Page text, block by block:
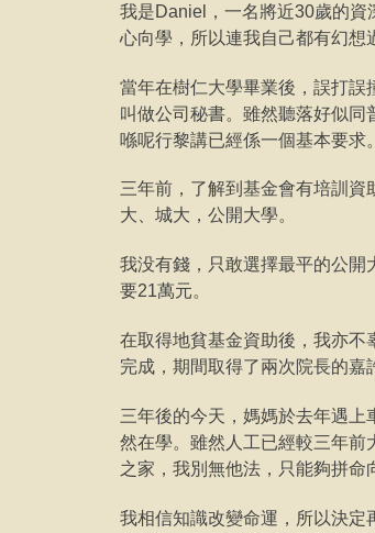
我是Daniel，一名將近30歲的
心向學，所以連我自己都有幻想
當年在樹仁大學畢業後，誤打誤
叫做公司秘書。雖然聽落好似同
喺呢行黎講已經係一個基本要求。
三年前，了解到基金會有培訓資
大、城大，公開大學。
我没有錢，只敢選擇最平的公開
要21萬元。
在取得地貧基金資助後，我亦不
完成，期間取得了兩次院長的嘉
三年後的今天，媽媽於去年遇
然在學。雖然人工已經較三年前
之家，我別無他法，只能夠拼命
我相信知識改變命運，所以決定